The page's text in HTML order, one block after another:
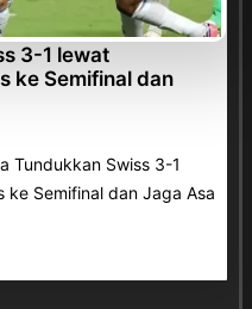
3-1 lewat
ke Semifinal dan
Tundukkan Swiss 3-1
ke Semifinal dan Jaga Asa